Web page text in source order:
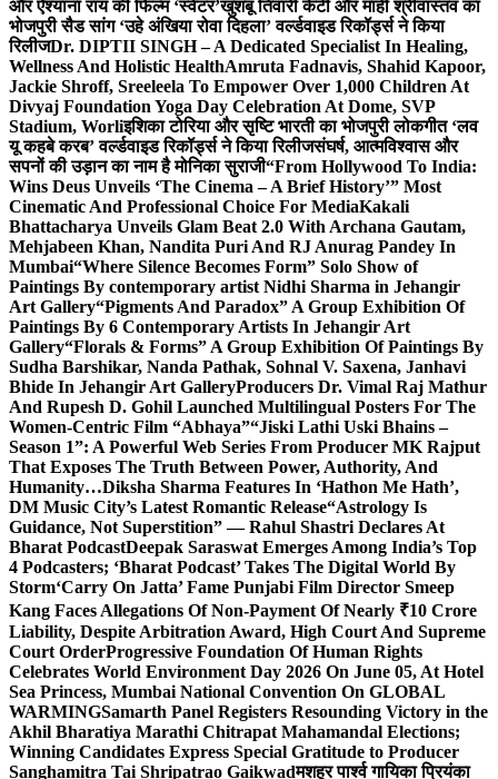
और ऐश्याना राय की फिल्म ‘स्वेटर’खुशबू तिवारी केटी और माही श्रीवास्तव का
भोजपुरी सैड सांग ‘उहे अंखिया रोवा दिहला’ वर्ल्डवाइड रिकॉर्ड्स ने किया
रिलीजDr. DIPTII SINGH – A Dedicated Specialist In Healing,
Wellness And Holistic HealthAmruta Fadnavis, Shahid Kapoor,
Jackie Shroff, Sreeleela To Empower Over 1,000 Children At
Divyaj Foundation Yoga Day Celebration At Dome, SVP
Stadium, Worliइशिका टोरिया और सृष्टि भारती का भोजपुरी लोकगीत ‘लव
यू कहबे करब’ वर्ल्डवाइड रिकॉर्ड्स ने किया रिलीजसंघर्ष, आत्मविश्वास और
सपनों की उड़ान का नाम है मोनिका सुराजी“From Hollywood To India:
Wins Deus Unveils ‘The Cinema – A Brief History’” Most
Cinematic And Professional Choice For MediaKakali
Bhattacharya Unveils Glam Beat 2.0 With Archana Gautam,
Mehjabeen Khan, Nandita Puri And RJ Anurag Pandey In
Mumbai“Where Silence Becomes Form” Solo Show of
Paintings By contemporary artist Nidhi Sharma in Jehangir
Art Gallery“Pigments And Paradox” A Group Exhibition Of
Paintings By 6 Contemporary Artists In Jehangir Art
Gallery“Florals & Forms” A Group Exhibition Of Paintings By
Sudha Barshikar, Nanda Pathak, Sohnal V. Saxena, Janhavi
Bhide In Jehangir Art GalleryProducers Dr. Vimal Raj Mathur
And Rupesh D. Gohil Launched Multilingual Posters For The
Women-Centric Film “Abhaya”“Jiski Lathi Uski Bhains –
Season 1”: A Powerful Web Series From Producer MK Rajput
That Exposes The Truth Between Power, Authority, And
Humanity…Diksha Sharma Features In ‘Hathon Me Hath’,
DM Music City’s Latest Romantic Release“Astrology Is
Guidance, Not Superstition” — Rahul Shastri Declares At
Bharat PodcastDeepak Saraswat Emerges Among India’s Top
4 Podcasters; ‘Bharat Podcast’ Takes The Digital World By
Storm‘Carry On Jatta’ Fame Punjabi Film Director Smeep
Kang Faces Allegations Of Non-Payment Of Nearly ₹10 Crore
Liability, Despite Arbitration Award, High Court And Supreme
Court OrderProgressive Foundation Of Human Rights
Celebrates World Environment Day 2026 On June 05, At Hotel
Sea Princess, Mumbai National Convention On GLOBAL
WARMINGSamarth Panel Registers Resounding Victory in the
Akhil Bharatiya Marathi Chitrapat Mahamandal Elections;
Winning Candidates Express Special Gratitude to Producer
Sanghamitra Tai Shripatrao Gaikwadमशहूर पार्श्व गायिका प्रियंका